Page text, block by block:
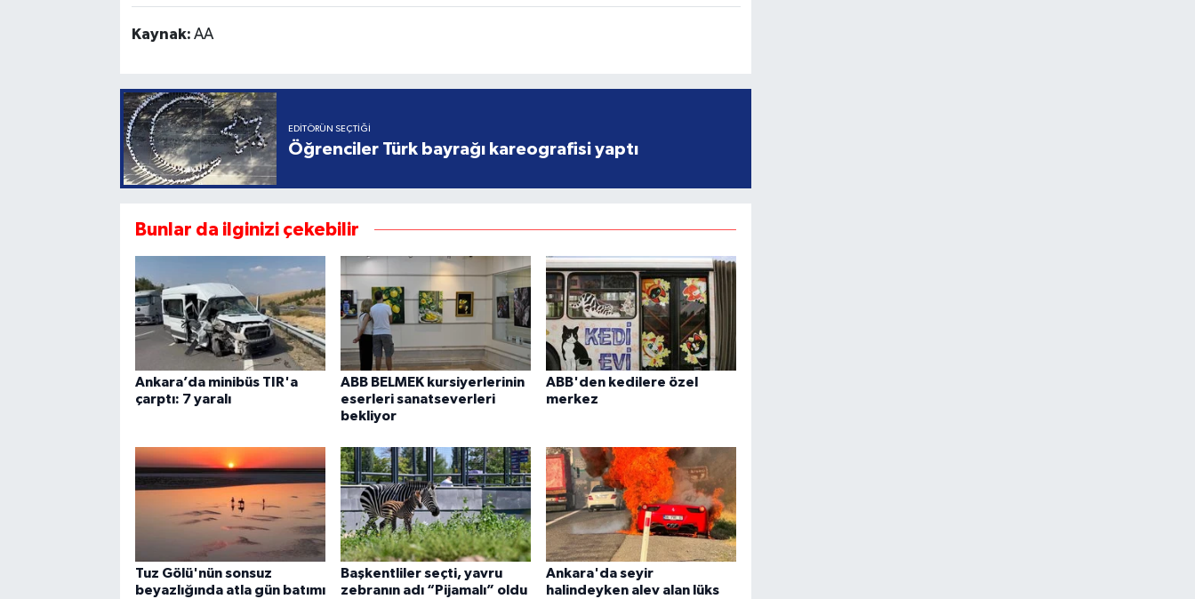
Kaynak: AA
EDITÖRÜN SEÇTIĞI
Öğrenciler Türk bayrağı kareografisi yaptı
Bunlar da ilginizi çekebilir
Ankara’da minibüs TIR'a
çarptı: 7 yaralı
ABB BELMEK kursiyerlerinin
eserleri sanatseverleri
bekliyor
ABB'den kedilere özel
merkez
Tuz Gölü'nün sonsuz
beyazlığında atla gün batımı
Başkentliler seçti, yavru
zebranın adı “Pijamalı” oldu
Ankara'da seyir
halindeyken alev alan lüks